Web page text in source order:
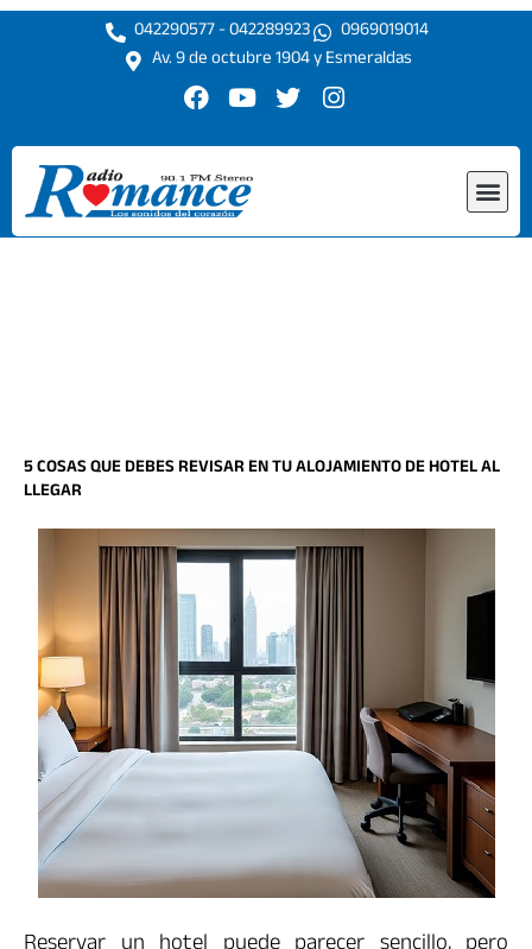
Ir
042290577 - 042289923
0969019014
Av. 9 de octubre 1904 y Esmeraldas
F
c
e
b
o
o
Y
u
t
u
b
e
T
i
r
I
s
r
5 COSAS QUE DEBES REVISAR EN TU ALOJAMIENTO DE HOTEL AL
LLEGAR